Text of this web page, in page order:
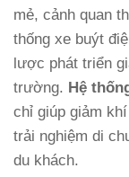
mẻ, cảnh quan
thống xe buýt
lược phát triển
trường. Hệ
chỉ giúp giảm
trải nghiệm di
du khách.